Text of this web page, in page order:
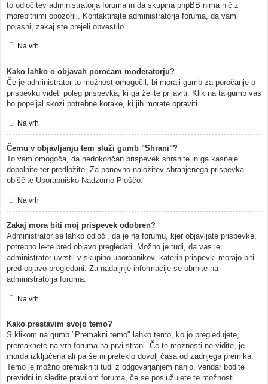
to odločitev administratorja foruma in da skupina phpBB nima nič z
morebitnimi opozorili. Kontaktirajte administratorja foruma, da vam
pojasni, zakaj ste prejeli obvestilo.
Na vrh
Kako lahko o objavah poročam moderatorju?
Če je administrator to možnost omogočil, bi morali gumb za poročanje o
prispevku videti poleg prispevka, ki ga želite prijaviti. Klik na ta gumb vas
bo popeljal skozi potrebne korake, ki jih morate opraviti.
Na vrh
Čemu v objavljanju tem služi gumb "Shrani"?
To vam omogoča, da nedokončan prispevek shranite in ga kasneje
dopolnite ter predložite. Za ponovno naložitev shranjenega prispevka
obiščite Uporabniško Nadzorno Ploščo.
Na vrh
Zakaj mora biti moj prispevek odobren?
Administrator se lahko odloči, da je na forumu, kjer objavljate prispevke,
potrebno le-te pred objavo pregledati. Možno je tudi, da vas je
administrator uvrstil v skupino uporabnikov, katerih prispevki morajo biti
pred objavo pregledani. Za nadaljnje informacije se obrnite na
administratorja foruma.
Na vrh
Kako prestavim svojo temo?
S klikom na gumb "Premakni temo" lahko temo, ko jo pregledujete,
premaknete na vrh foruma na prvi strani. Če te možnosti ne vidite, je
morda izključena ali pa še ni preteklo dovolj časa od zadnjega premika.
Temo je možno premakniti tudi z odgovarjanjem nanjo, vendar bodite
previdni in sledite pravilom foruma, če se poslužujete te možnosti.